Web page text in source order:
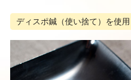
ディスポ鍼（使い捨て）を使用